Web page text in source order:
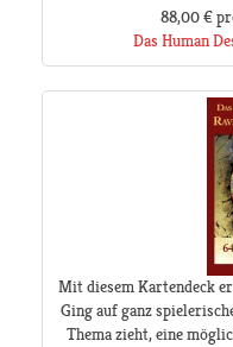
88,00 €
Das Human
Mit diesem Kartendeck
Ging auf ganz
Thema zieht, eine